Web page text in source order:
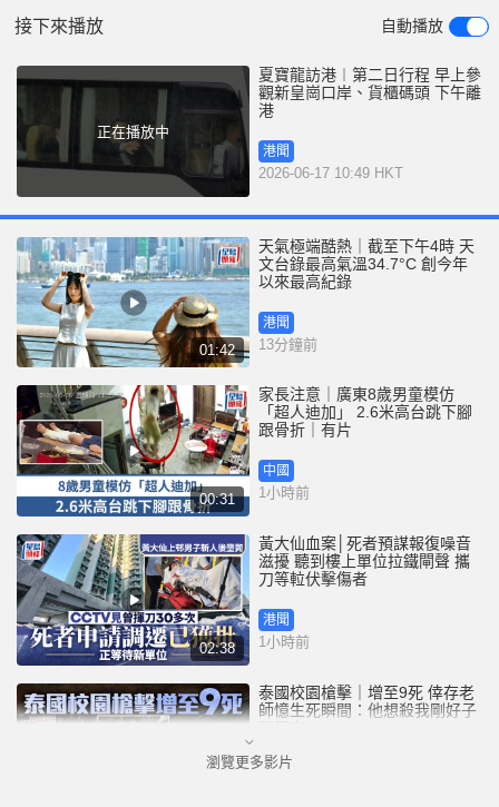
接下來播放 自動播放
正在播放中
夏寶龍訪港︱第二日行程 早上參
觀新皇崗口岸、貨櫃碼頭 下午離
港
港聞
2026-06-17 10:49 HKT
01:42
天氣極端酷熱｜截至下午4時 天
文台錄最高氣溫34.7°C 創今年
以來最高紀錄
港聞
13分鐘前
00:31
家長注意｜廣東8歲男童模仿
「超人迪加」 2.6米高台跳下腳
跟骨折｜有片
中國
1小時前
02:38
黃大仙血案│死者預謀報復噪音
滋擾 聽到樓上單位拉鐵閘聲 攜
刀等𨋢伏擊傷者
港聞
1小時前
泰國校園槍擊｜增至9死 倖存老
師憶生死瞬間：他想殺我剛好子
國際
瀏覽更多影片